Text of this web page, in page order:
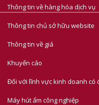
Thông tin về hàng hóa dịch vụ
Thông tin chủ sở hữu website
Thông tin về giá
Khuyến cáo
Đối với lĩnh vực kinh doanh có
Máy hút ẩm công nghiệp